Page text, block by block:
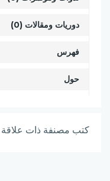
دوريات ومقالات (0)
فهرس
حول
كتب مصنفة ذات علاقة